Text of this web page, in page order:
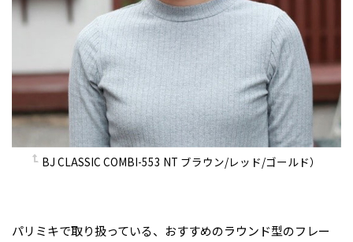
BJ CLASSIC COMBI-553 NT ブラウン/レッド/ゴールド）
パリミキで取り扱っている、おすすめのラウンド型のフレー